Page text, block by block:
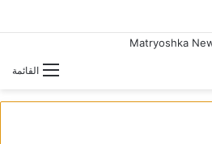
القائمة